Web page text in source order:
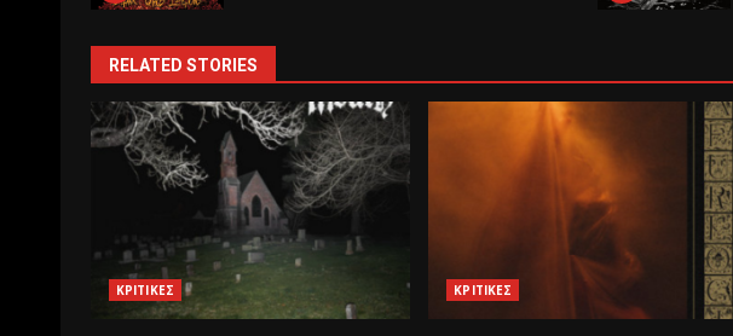
RELATED STORIES
ΚΡΙΤΙΚΕΣ ΚΡΙΤΙΚΕΣ